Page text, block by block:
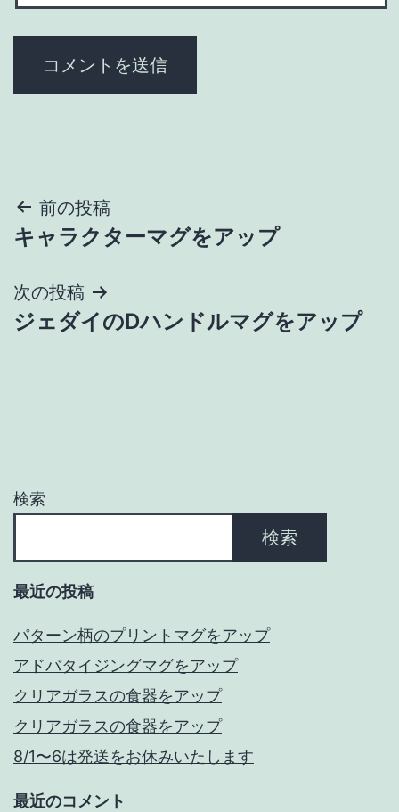
投
稿
ナ
ビ
ョ
前の投稿
キャラクターマグをアップ
次の投稿
ジェダイのDハンドルマグをアップ
検索
検索
最近の投稿
パターン柄のプリントマグをアップ
アドバタイジングマグをアップ
クリアガラスの食器をアップ
クリアガラスの食器をアップ
8/1〜6は発送をお休みいたします
最近のコメント